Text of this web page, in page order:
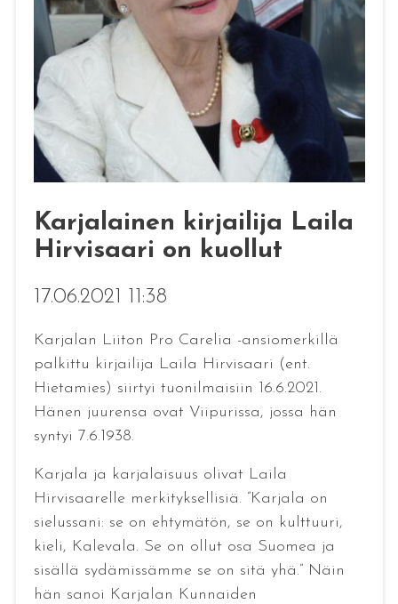
Karjalainen kirjailija Laila
Hirvisaari on kuollut
17.06.2021 11:38
Karjalan Liiton Pro Carelia -ansiomerkillä
palkittu kirjailija Laila Hirvisaari (ent.
Hietamies) siirtyi tuonilmaisiin 16.6.2021.
Hänen juurensa ovat Viipurissa, jossa hän
syntyi 7.6.1938.
Karjala ja karjalaisuus olivat Laila
Hirvisaarelle merkityksellisiä. ”Karjala on
sielussani: se on ehtymätön, se on kulttuuri,
kieli, Kalevala. Se on ollut osa Suomea ja
sisällä sydämissämme se on sitä yhä.” Näin
hän sanoi Karjalan Kunnaiden